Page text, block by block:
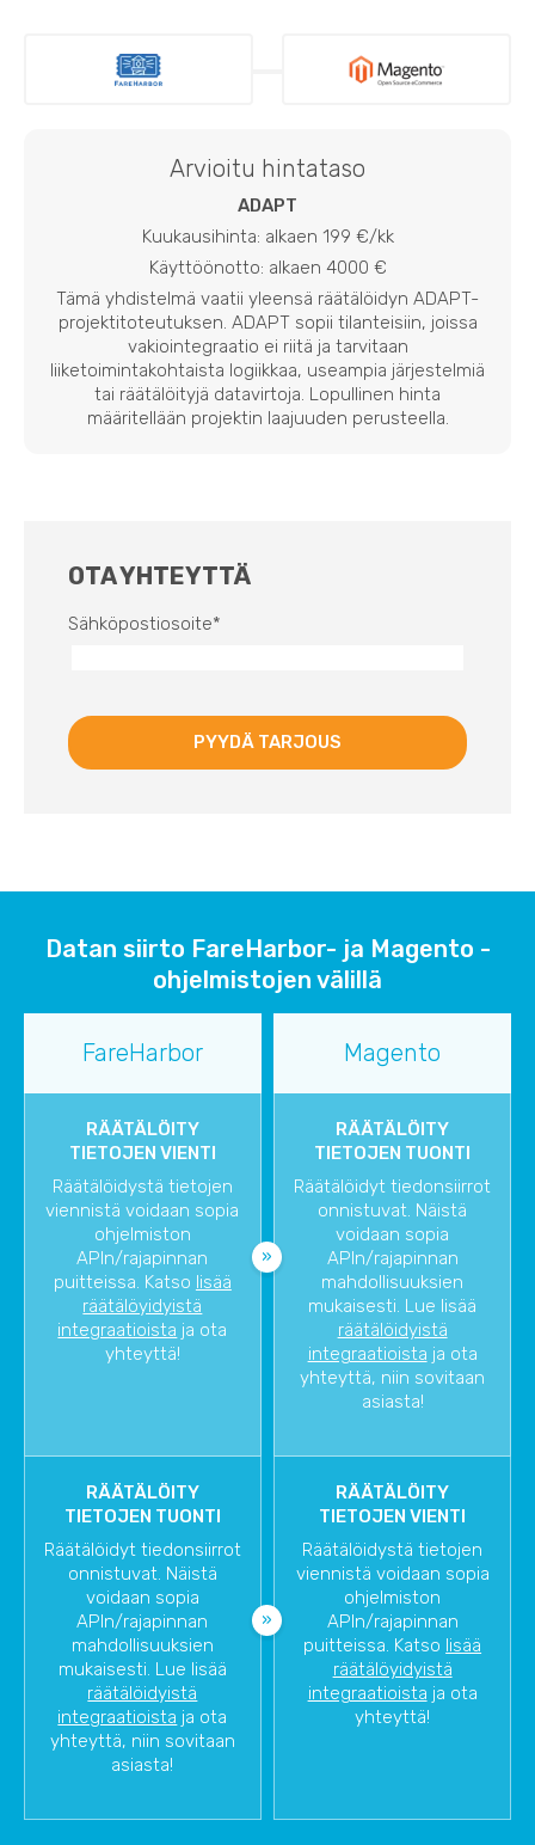
Arvioitu hintataso
ADAPT
Kuukausihinta: alkaen 199 €/kk
Käyttöönotto: alkaen 4000 €
Tämä yhdistelmä vaatii yleensä räätälöidyn ADAPT-
projektitoteutuksen. ADAPT sopii tilanteisiin, joissa
vakiointegraatio ei riitä ja tarvitaan
liiketoimintakohtaista logiikkaa, useampia järjestelmiä
tai räätälöityjä datavirtoja. Lopullinen hinta
määritellään projektin laajuuden perusteella.
OTA YHTEYTTÄ
Sähköpostiosoite*
Datan siirto FareHarbor- ja Magento -
ohjelmistojen välillä
FareHarbor Magento
RÄÄTÄLÖITY
TIETOJEN VIENTI
Räätälöidystä tietojen
viennistä voidaan sopia
ohjelmiston
APIn/rajapinnan
puitteissa. Katso lisää
räätälöyidyistä
integraatioista ja ota
yhteyttä!
RÄÄTÄLÖITY
TIETOJEN TUONTI
Räätälöidyt tiedonsiirrot
onnistuvat. Näistä
voidaan sopia
APIn/rajapinnan
mahdollisuuksien
mukaisesti. Lue lisää
räätälöidyistä
integraatioista ja ota
yhteyttä, niin sovitaan
asiasta!
RÄÄTÄLÖITY
TIETOJEN TUONTI
Räätälöidyt tiedonsiirrot
onnistuvat. Näistä
voidaan sopia
APIn/rajapinnan
mahdollisuuksien
mukaisesti. Lue lisää
räätälöidyistä
integraatioista ja ota
yhteyttä, niin sovitaan
asiasta!
RÄÄTÄLÖITY
TIETOJEN VIENTI
Räätälöidystä tietojen
viennistä voidaan sopia
ohjelmiston
APIn/rajapinnan
puitteissa. Katso lisää
räätälöyidyistä
integraatioista ja ota
yhteyttä!